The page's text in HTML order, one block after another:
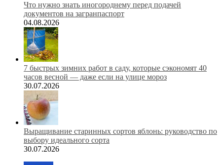
Что нужно знать иногороднему перед подачей
документов на загранпаспорт
04.08.2026
7 быстрых зимних работ в саду, которые сэкономят 40
часов весной — даже если на улице мороз
30.07.2026
Выращивание старинных сортов яблонь: руководство по
выбору идеального сорта
30.07.2026